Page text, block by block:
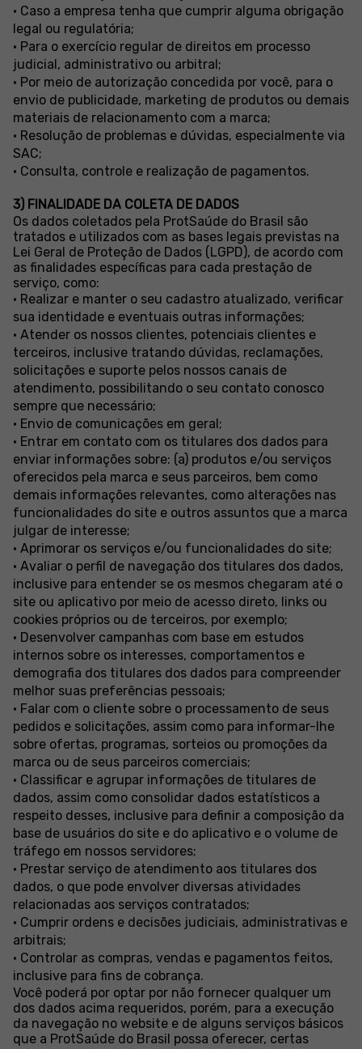
• Caso a empresa tenha que cumprir alguma obrigação
legal ou regulatória;
• Para o exercício regular de direitos em processo
judicial, administrativo ou arbitral;
• Por meio de autorização concedida por você, para o
envio de publicidade, marketing de produtos ou demais
materiais de relacionamento com a marca;
• Resolução de problemas e dúvidas, especialmente via
SAC;
• Consulta, controle e realização de pagamentos.
3) FINALIDADE DA COLETA DE DADOS
Os dados coletados pela ProtSaúde do Brasil são
tratados e utilizados com as bases legais previstas na
Lei Geral de Proteção de Dados (LGPD), de acordo com
as finalidades específicas para cada prestação de
serviço, como:
• Realizar e manter o seu cadastro atualizado, verificar
sua identidade e eventuais outras informações;
• Atender os nossos clientes, potenciais clientes e
terceiros, inclusive tratando dúvidas, reclamações,
solicitações e suporte pelos nossos canais de
atendimento, possibilitando o seu contato conosco
sempre que necessário;
• Envio de comunicações em geral;
• Entrar em contato com os titulares dos dados para
enviar informações sobre: (a) produtos e/ou serviços
oferecidos pela marca e seus parceiros, bem como
demais informações relevantes, como alterações nas
funcionalidades do site e outros assuntos que a marca
julgar de interesse;
• Aprimorar os serviços e/ou funcionalidades do site;
• Avaliar o perfil de navegação dos titulares dos dados,
inclusive para entender se os mesmos chegaram até o
site ou aplicativo por meio de acesso direto, links ou
cookies próprios ou de terceiros, por exemplo;
• Desenvolver campanhas com base em estudos
internos sobre os interesses, comportamentos e
demografia dos titulares dos dados para compreender
melhor suas preferências pessoais;
• Falar com o cliente sobre o processamento de seus
pedidos e solicitações, assim como para informar-lhe
sobre ofertas, programas, sorteios ou promoções da
marca ou de seus parceiros comerciais;
• Classificar e agrupar informações de titulares de
dados, assim como consolidar dados estatísticos a
respeito desses, inclusive para definir a composição da
base de usuários do site e do aplicativo e o volume de
tráfego em nossos servidores;
• Prestar serviço de atendimento aos titulares dos
dados, o que pode envolver diversas atividades
relacionadas aos serviços contratados;
• Cumprir ordens e decisões judiciais, administrativas e
arbitrais;
• Controlar as compras, vendas e pagamentos feitos,
inclusive para fins de cobrança.
Você poderá por optar por não fornecer qualquer um
dos dados acima requeridos, porém, para a execução
da navegação no website e de alguns serviços básicos
que a ProtSaúde do Brasil possa oferecer, certas